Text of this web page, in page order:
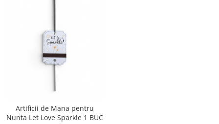
Artificii de Mana pentru
Nunta Let Love Sparkle 1 BUC